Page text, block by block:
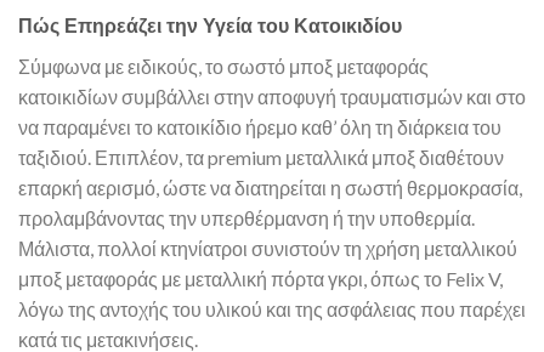
Πώς Επηρεάζει την Υγεία του Κατοικιδίου
Σύμφωνα με ειδικούς, το σωστό μποξ μεταφοράς
κατοικιδίων συμβάλλει στην αποφυγή τραυματισμών και στο
να παραμένει το κατοικίδιο ήρεμο καθ’ όλη τη διάρκεια του
ταξιδιού. Επιπλέον, τα premium μεταλλικά μποξ διαθέτουν
επαρκή αερισμό, ώστε να διατηρείται η σωστή θερμοκρασία,
προλαμβάνοντας την υπερθέρμανση ή την υποθερμία.
Μάλιστα, πολλοί κτηνίατροι συνιστούν τη χρήση μεταλλικού
μποξ μεταφοράς με μεταλλική πόρτα γκρι, όπως το Felix V,
λόγω της αντοχής του υλικού και της ασφάλειας που παρέχει
κατά τις μετακινήσεις.